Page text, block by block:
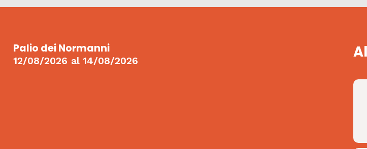
Palio dei Normanni
12/08/2026 al14/08/2026